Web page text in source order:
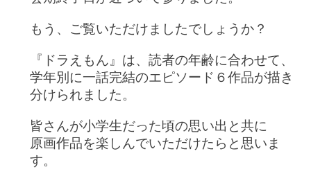
もう、ご覧いただけましたでしょうか？
『ドラえもん』は、読者の年齢に合わせて、
学年別に一話完結のエピソード６作品が描き
分けられました。
皆さんが小学生だった頃の思い出と共に
原画作品を楽しんでいただけたらと思いま
す。